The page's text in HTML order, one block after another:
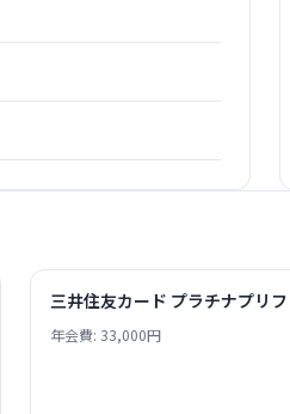
三井住友カード プラチナプリ
年会費: 33,000円